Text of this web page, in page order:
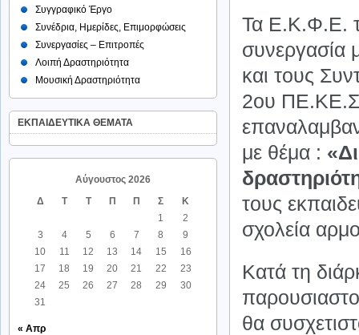
Τα Ε.Κ.Φ.Ε.
συνεργασία
και τους
2ου
με θέμα :
τους
σχολεία
Κατά τη
θα
Συγγραφικό Έργο
Συνέδρια, Ημερίδες, Επιμορφώσεις
Συνεργασίες – Επιτροπές
Λοιπή Δραστηριότητα
Μουσική Δραστηριότητα
ΕΚΠΑΙΔΕΥΤΙΚΑ ΘΕΜΑΤΑ
Αύγουστος 2026
Δ
Τ Τ Π Π Σ
Κ
1
2
3
4 5 6 7 8
9
10
11 12 13 14 15
16
17
18 19 20 21 22
23
24
25 26 27 28 29
30
31
« Απρ